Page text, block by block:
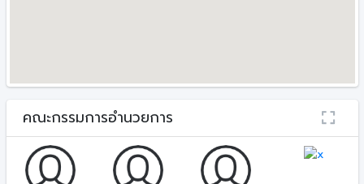
คณะกรรมการอำนวยการ